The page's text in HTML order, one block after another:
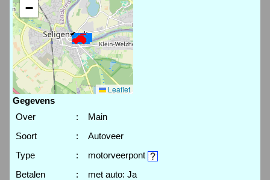
−
Leaflet
Gegevens
Over
:
Main
Soort
:
Autoveer
Type
:
motorveerpont
Betalen
:
met auto: Ja